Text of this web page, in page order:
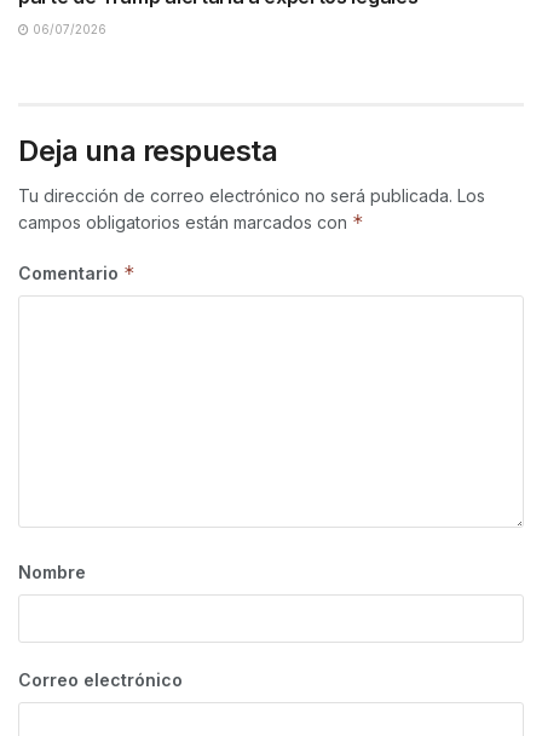
06/07/2026
Deja una respuesta
Tu dirección de correo electrónico no será publicada. Los
campos obligatorios están marcados con *
Comentario *
Nombre
Correo electrónico